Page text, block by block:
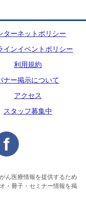
ターネットポリシー
インイベントポリシー
利用規約
ナー掲示について
アクセス
スタッフ募集中
ん医療情報を提供するため
・冊子・セミナー情報を掲